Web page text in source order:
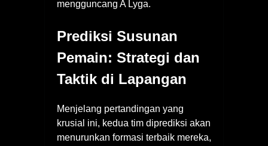
mengguncang A Lyga.
Prediksi Susunan
Pemain: Strategi dan
Taktik di Lapangan
Menjelang pertandingan yang
krusial ini, kedua tim diprediksi akan
menurunkan formasi terbaik mereka,